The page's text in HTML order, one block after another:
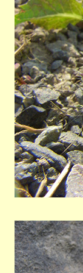
Bild